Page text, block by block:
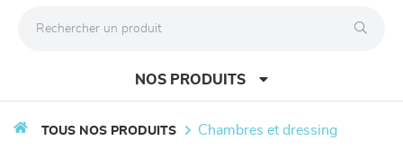
NOS PRODUITS
TOUS NOS PRODUITS chambres et dressing